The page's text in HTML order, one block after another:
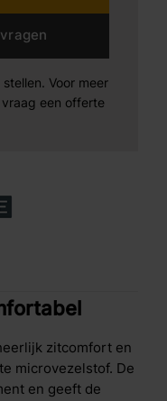
Voor meer
een offerte
zitcomfort en
microvezelstof. De
en geeft de